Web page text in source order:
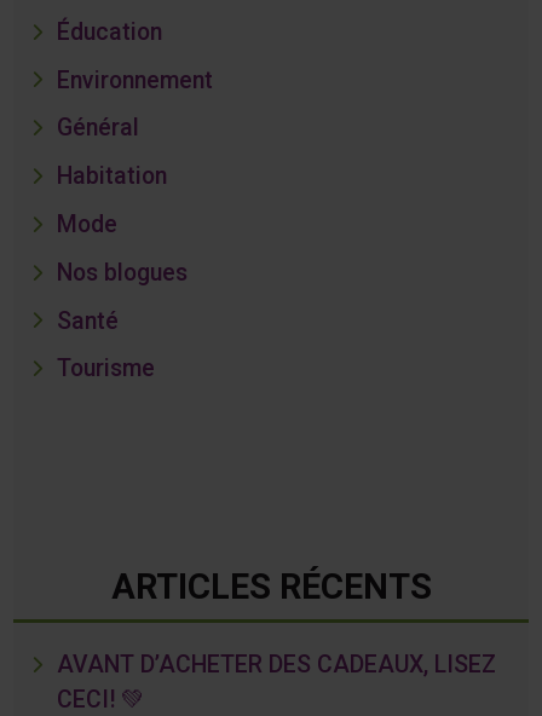
Éducation
Environnement
Général
Habitation
Mode
Nos blogues
Santé
Tourisme
ARTICLES RÉCENTS
AVANT D’ACHETER DES CADEAUX, LISEZ
CECI! 💚